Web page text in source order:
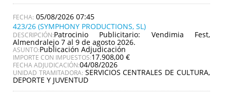
05/08/2026 07:45
423/26 (SYMPHONY PRODUCTIONS, SL)
DESCRIPCIÓN:Patrocinio Publicitario: Vendimia Fest,
Almendralejo 7 al 9 de agosto 2026.
ASUNTO:Publicación Adjudicación
IMPORTE CON IMPUESTOS:17.908,00 €
FECHA ADJUDICACIÓN:04/08/2026
UNIDAD TRAMITADORA: SERVICIOS CENTRALES DE CULTURA,
DEPORTE Y JUVENTUD